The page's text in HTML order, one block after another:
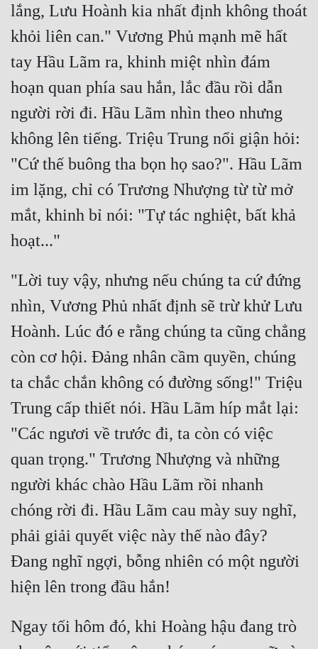
Quan Trường
Quân Sự
Sảng Văn
Sắc
Sủng
Thanh Xuân
Tiểu Thuyết
Trinh Thám
Tu Tiên
Tội Phạm
Vô Địch
Võ Hiệp
Võng Du
Xuyên Không
Xuyên Nhanh
Xuyên Sách
Điền Văn
lắng, Lưu Hoành kia nhất định không thoát
khỏi liên can." Vương Phủ mạnh mẽ hất
tay Hầu Lãm ra, khinh miệt nhìn đám
hoạn quan phía sau hắn, lắc đầu rồi dẫn
người rời đi. Hầu Lãm nhìn theo nhưng
không lên tiếng. Triệu Trung nổi giận hỏi:
"Cứ thế buông tha bọn họ sao?". Hầu Lãm
im lặng, chỉ có Trương Nhượng từ từ mở
mắt, khinh bỉ nói: "Tự tác nghiệt, bất khả
"Lời tuy vậy, nhưng nếu chúng ta cứ đứng
nhìn, Vương Phủ nhất định sẽ trừ khử Lưu
Hoành. Lúc đó e rằng chúng ta cũng chẳng
còn cơ hội. Đảng nhân cầm quyền, chúng
ta chắc chắn không có đường sống!" Triệu
Trung cấp thiết nói. Hầu Lãm híp mắt lại:
"Các ngươi về trước đi, ta còn có việc
quan trọng." Trương Nhượng và những
người khác chào Hầu Lãm rồi nhanh
chóng rời đi. Hầu Lãm cau mày suy nghĩ,
phải giải quyết việc này thế nào đây?
Đang nghĩ ngợi, bỗng nhiên có một người
Ngay tối hôm đó, khi Hoàng hậu đang trò